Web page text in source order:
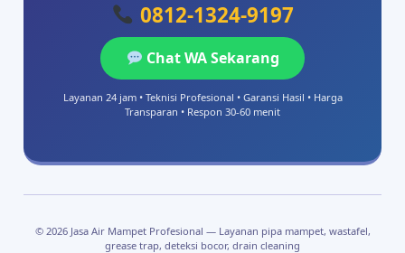
0812-1324-9197
Chat WA Sekarang
Layanan 24 jam • Teknisi Profesional • Garansi Hasil • Harga
Transparan • Respon 30-60 menit
© 2026 Jasa Air Mampet Profesional — Layanan pipa mampet, wastafel,
grease trap, deteksi bocor, drain cleaning